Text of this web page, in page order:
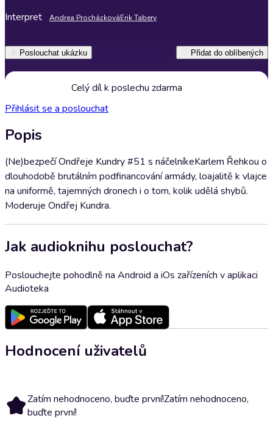
Interpret Andrea ProcházkováErik Tabery
Poslouchat ukázku Přidat do oblíbených
Celý díl k poslechu zdarma
Přihlásit se a poslouchat
Popis
(Ne)bezpečí Ondřeje Kundry #51 s náčelníkeKarlem Řehkou o
dlouhodobě brutálním podfinancování armády, loajalitě k vlajce
na uniformě, tajemných dronech i o tom, kolik udělá shybů.
Moderuje Ondřej Kundra.
Jak audioknihu poslouchat?
Poslouchejte pohodlně na Android a iOs zařízeních v aplikaci
Audioteka
Hodnocení uživatelů
Zatím nehodnoceno, buďte první!Zatím nehodnoceno,
buďte první!